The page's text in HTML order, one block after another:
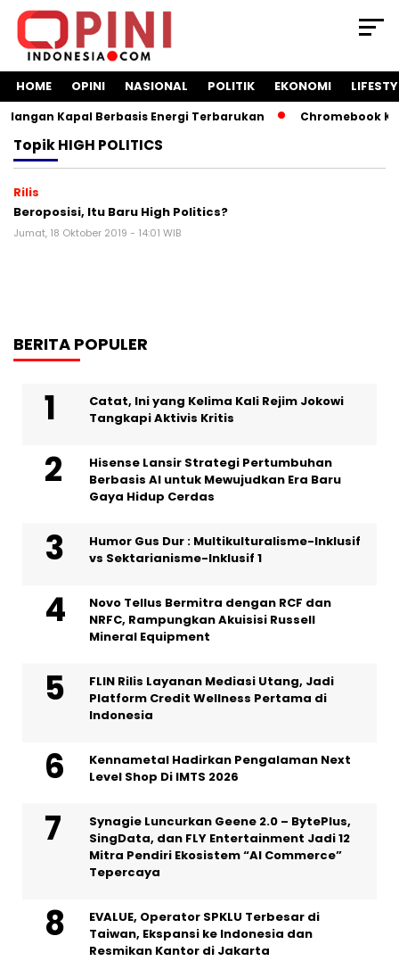
HOME OPINI NASIONAL POLITIK EKONOMI
Kapal Berbasis Energi Terbarukan Chromebook
TopikHIGH POLITICS
Rilis
Beroposisi, Itu Baru High Politics?
Jumat, 18 Oktober 2019 - 14:01 WIB
BERITA POPULER
Catat, Ini yang Kelima Kali Rejim Jokowi
Tangkapi Aktivis Kritis
Hisense Lansir Strategi Pertumbuhan
Berbasis AI untuk Mewujudkan Era Baru
Gaya Hidup Cerdas
Humor Gus Dur : Multikulturalisme-Inklusif
vs Sektarianisme-Inklusif 1
Novo Tellus Bermitra dengan RCF dan
NRFC, Rampungkan Akuisisi Russell
Mineral Equipment
FLIN Rilis Layanan Mediasi Utang, Jadi
Platform Credit Wellness Pertama di
Indonesia
Kennametal Hadirkan Pengalaman Next
Level Shop Di IMTS 2026
Synagie Luncurkan Geene 2.0 – BytePlus,
SingData, dan FLY Entertainment Jadi 12
Mitra Pendiri Ekosistem “AI Commerce”
Tepercaya
EVALUE, Operator SPKLU Terbesar di
Taiwan, Ekspansi ke Indonesia dan
Resmikan Kantor di Jakarta